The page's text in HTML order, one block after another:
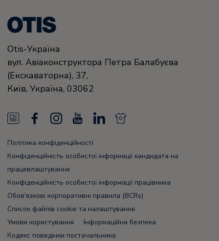
Otis-Україна
вул. Авіаконструктора Петра Балабуєва
(Екскаваторна), 37,
Київ, Україна, 03062
N
e
w
s
F
e
e
c
e
b
o
o
I
s
t
a
g
r
u
u
b
e
L
n
e
d
i
N
w
F
e
e
Політика конфіденційності
Конфіденційність особистої інформації кандидата на
працевлаштування
Конфіденційність особистої інформації працівника
Обов'язкові корпоративні правила (BCRs)
Список файлів cookie та налаштування
Умови користування
Інформаційна безпека
Кодекс поведінки постачальника